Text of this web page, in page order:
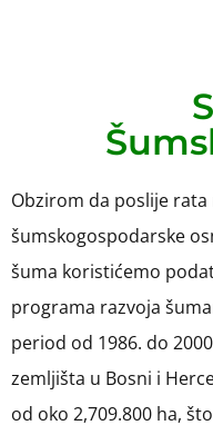
Obzirom da poslije
šumskogospodarske
šuma koristićemo
programa razvoja
period od 1986. do
zemljišta u Bosni i
od oko 2,709.800 ha,